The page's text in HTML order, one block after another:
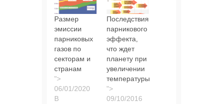
Размер
эмиссии
парниковых
газов по
секторам и
странам
">
В
Последствия
парникового
эффекта,
что ждет
планету при
увеличении
температуры
">